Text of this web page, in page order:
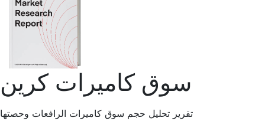
سوق كاميرات كرين
تقرير تحليل حجم سوق كاميرات الرافعات وحصتها